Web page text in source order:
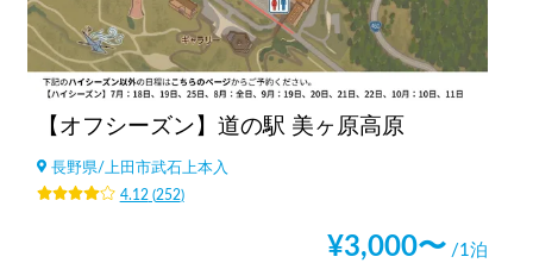
【オフシーズン】道の駅 美ヶ原高原
長野県/ 上田市武石上本入
4.12(252)
¥3,000〜 /1泊